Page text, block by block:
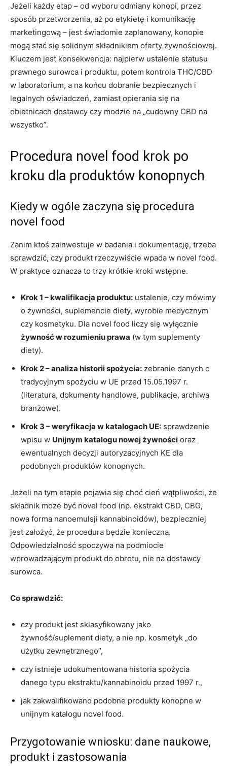
Jeżeli każdy etap – od wyboru odmiany konopi, przez
sposób przetworzenia, aż po etykietę i komunikację
marketingową – jest świadomie zaplanowany, konopie
mogą stać się solidnym składnikiem oferty żywnościowej.
Kluczem jest konsekwencja: najpierw ustalenie statusu
prawnego surowca i produktu, potem kontrola THC/CBD
w laboratorium, a na końcu dobranie bezpiecznych i
legalnych oświadczeń, zamiast opierania się na
obietnicach dostawcy czy modzie na „cudowny CBD na
wszystko”.
Procedura novel food krok po
kroku dla produktów konopnych
Kiedy w ogóle zaczyna się procedura
novel food
Zanim ktoś zainwestuje w badania i dokumentację, trzeba
sprawdzić, czy produkt rzeczywiście wpada w novel food.
W praktyce oznacza to trzy krótkie kroki wstępne.
Krok 1 – kwalifikacja produktu: ustalenie, czy mówimy
o żywności, suplemencie diety, wyrobie medycznym
czy kosmetyku. Dla novel food liczy się wyłącznie
żywność w rozumieniu prawa (w tym suplementy
diety).
Krok 2 – analiza historii spożycia: zebranie danych o
tradycyjnym spożyciu w UE przed 15.05.1997 r.
(literatura, dokumenty handlowe, publikacje, archiwa
branżowe).
Krok 3 – weryfikacja w katalogach UE: sprawdzenie
wpisu w Unijnym katalogu nowej żywności oraz
ewentualnych decyzji autoryzacyjnych KE dla
podobnych produktów konopnych.
Jeżeli na tym etapie pojawia się choć cień wątpliwości, że
składnik może być novel food (np. ekstrakt CBD, CBG,
nowa forma nanoemulsji kannabinoidów), bezpieczniej
jest założyć, że procedura będzie konieczna.
Odpowiedzialność spoczywa na podmiocie
wprowadzającym produkt do obrotu, nie na dostawcy
surowca.
Co sprawdzić:
czy produkt jest sklasyfikowany jako
żywność/suplement diety, a nie np. kosmetyk „do
użytku zewnętrznego”,
czy istnieje udokumentowana historia spożycia
danego typu ekstraktu/kannabinoidu przed 1997 r.,
jak zakwalifikowano podobne produkty konopne w
unijnym katalogu novel food.
Przygotowanie wniosku: dane naukowe,
produkt i zastosowania